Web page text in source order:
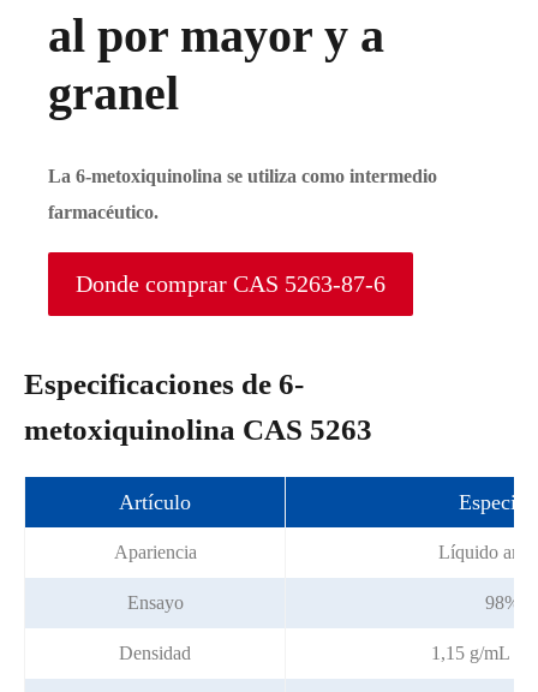
al por mayor y a
granel
La 6-metoxiquinolina se utiliza como intermedio
farmacéutico.
Donde comprar CAS 5263-87-6
Especificaciones de 6-
metoxiquinolina CAS 5263
Artículo
Apariencia Líquido
Ensayo 98%
Densidad 1,15 g/mL a